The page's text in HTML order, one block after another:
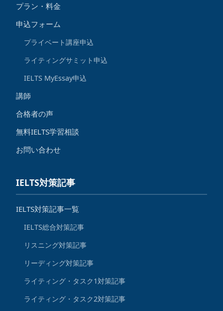
プラン・料金
申込フォーム
プライベート講座申込
ライティングサミット申込
IELTS MyEssay申込
講師
合格者の声
無料IELTS学習相談
お問い合わせ
IELTS対策記事
IELTS対策記事一覧
IELTS総合対策記事
リスニング対策記事
リーディング対策記事
ライティング・タスク1対策記事
ライティング・タスク2対策記事